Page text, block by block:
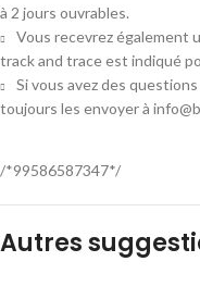
à 2 jours ouvrables.
Vous recevrez également
track and trace est indiqué
Si vous avez des
toujours les envoyer à
/*99586587347*/
Autres